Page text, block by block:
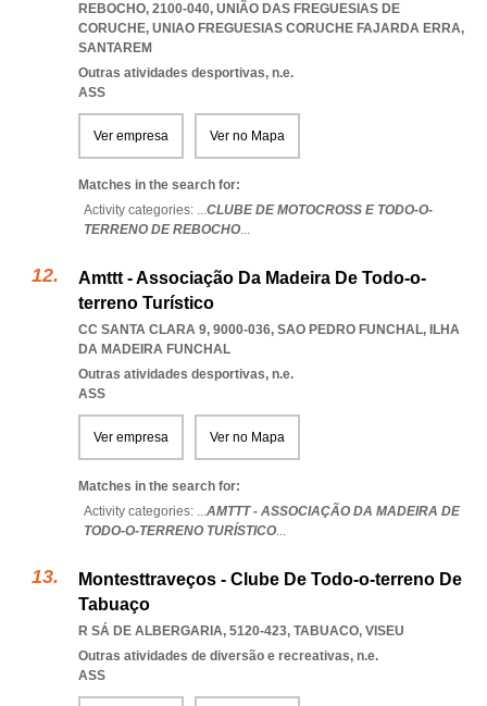
REBOCHO, 2100-040, UNIÃO DAS FREGUESIAS DE
CORUCHE, UNIAO FREGUESIAS CORUCHE FAJARDA ERRA,
SANTAREM
Outras atividades desportivas, n.e.
ASS
Ver empresa Ver no Mapa
Matches in the search for:
Activity categories: ...CLUBE DE MOTOCROSS E TODO-O-
TERRENO DE REBOCHO...
Amttt - Associação Da Madeira De Todo-o-
terreno Turístico
CC SANTA CLARA 9, 9000-036, SAO PEDRO FUNCHAL, ILHA
DA MADEIRA FUNCHAL
Outras atividades desportivas, n.e.
ASS
Ver empresa Ver no Mapa
Matches in the search for:
Activity categories: ...AMTTT - ASSOCIAÇÃO DA MADEIRA DE
TODO-O-TERRENO TURÍSTICO...
Montesttraveços - Clube De Todo-o-terreno De
Tabuaço
R SÁ DE ALBERGARIA, 5120-423, TABUACO, VISEU
Outras atividades de diversão e recreativas, n.e.
ASS